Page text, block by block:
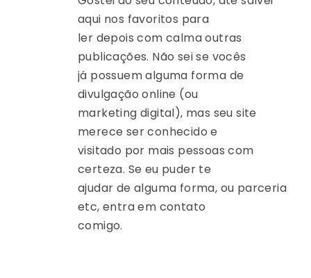
aqui nos favoritos para
ler depois com calma outras
publicações. Não sei se vocês
já possuem alguma forma de
divulgação online (ou
marketing digital), mas seu site
merece ser conhecido e
visitado por mais pessoas com
certeza. Se eu puder te
ajudar de alguma forma, ou parceria
etc, entra em contato
comigo.